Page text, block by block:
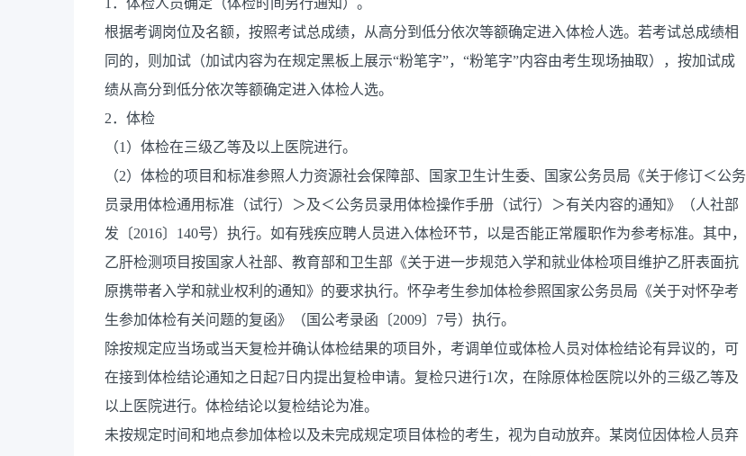
1．体检人员确定（体检时间另行通知）。
根据考调岗位及名额，按照考试总成绩，从高分到低分依次等额确定进入体检人选。若考试总成绩相
同的，则加试（加试内容为在规定黑板上展示“粉笔字”，“粉笔字”内容由考生现场抽取），按加试成
绩从高分到低分依次等额确定进入体检人选。
2．体检
（1）体检在三级乙等及以上医院进行。
（2）体检的项目和标准参照人力资源社会保障部、国家卫生计生委、国家公务员局《关于修订＜公务
员录用体检通用标准（试行）＞及＜公务员录用体检操作手册（试行）＞有关内容的通知》（人社部
发〔2016〕140号）执行。如有残疾应聘人员进入体检环节，以是否能正常履职作为参考标准。其中，
乙肝检测项目按国家人社部、教育部和卫生部《关于进一步规范入学和就业体检项目维护乙肝表面抗
原携带者入学和就业权利的通知》的要求执行。怀孕考生参加体检参照国家公务员局《关于对怀孕考
生参加体检有关问题的复函》（国公考录函〔2009〕7号）执行。
除按规定应当场或当天复检并确认体检结果的项目外，考调单位或体检人员对体检结论有异议的，可
在接到体检结论通知之日起7日内提出复检申请。复检只进行1次，在除原体检医院以外的三级乙等及
以上医院进行。体检结论以复检结论为准。
未按规定时间和地点参加体检以及未完成规定项目体检的考生，视为自动放弃。某岗位因体检人员弃